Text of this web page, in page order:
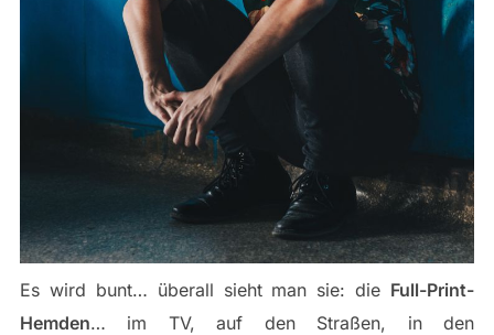
Es wird bunt… überall sieht man sie: die Full-Print-
Hemden… im TV, auf den Straßen, in den